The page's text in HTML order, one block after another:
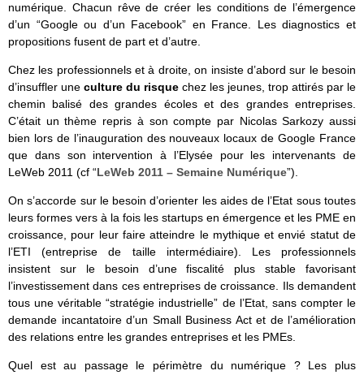
numérique. Chacun rêve de créer les conditions de l’émergence
d’un “Google ou d’un Facebook” en France. Les diagnostics et
propositions fusent de part et d’autre.
Chez les professionnels et à droite, on insiste d’abord sur le besoin
d’insuffler une culture du risque chez les jeunes, trop attirés par le
chemin balisé des grandes écoles et des grandes entreprises.
C’était un thème repris à son compte par Nicolas Sarkozy aussi
bien lors de l’inauguration des nouveaux locaux de Google France
que dans son intervention à l’Elysée pour les intervenants de
LeWeb 2011 (cf “LeWeb 2011 – Semaine Numérique”).
On s’accorde sur le besoin d’orienter les aides de l’Etat sous toutes
leurs formes vers à la fois les startups en émergence et les PME en
croissance, pour leur faire atteindre le mythique et envié statut de
l’ETI (entreprise de taille intermédiaire). Les professionnels
insistent sur le besoin d’une fiscalité plus stable favorisant
l’investissement dans ces entreprises de croissance. Ils demandent
tous une véritable “stratégie industrielle” de l’Etat, sans compter le
demande incantatoire d’un Small Business Act et de l’amélioration
des relations entre les grandes entreprises et les PMEs.
Quel est au passage le périmètre du numérique ? Les plus